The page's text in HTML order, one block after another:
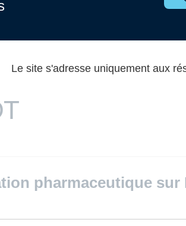
Le site s'adresse uniquement aux
pharmaceutique sur